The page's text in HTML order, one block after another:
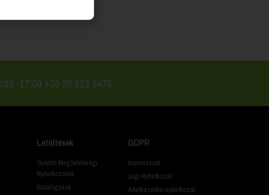
-17:00 +36 20 223 8470
Letöltések
Gyártói Megfelelőségi
Nyilatkozatok
Katalógusok
GDPR
Impresszum
Jogi Nyilatkozat
Adatkezelési nyilatkozat